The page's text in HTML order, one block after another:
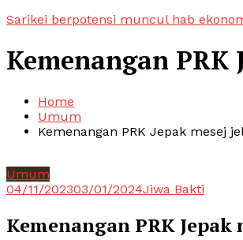
Sarikei berpotensi muncul hab
Kemenangan
Home
Umum
Kemenangan PRK Jepak mesej
Umum
04/11/202303/01/2024Jiwa Bakti
Kemenangan PRK